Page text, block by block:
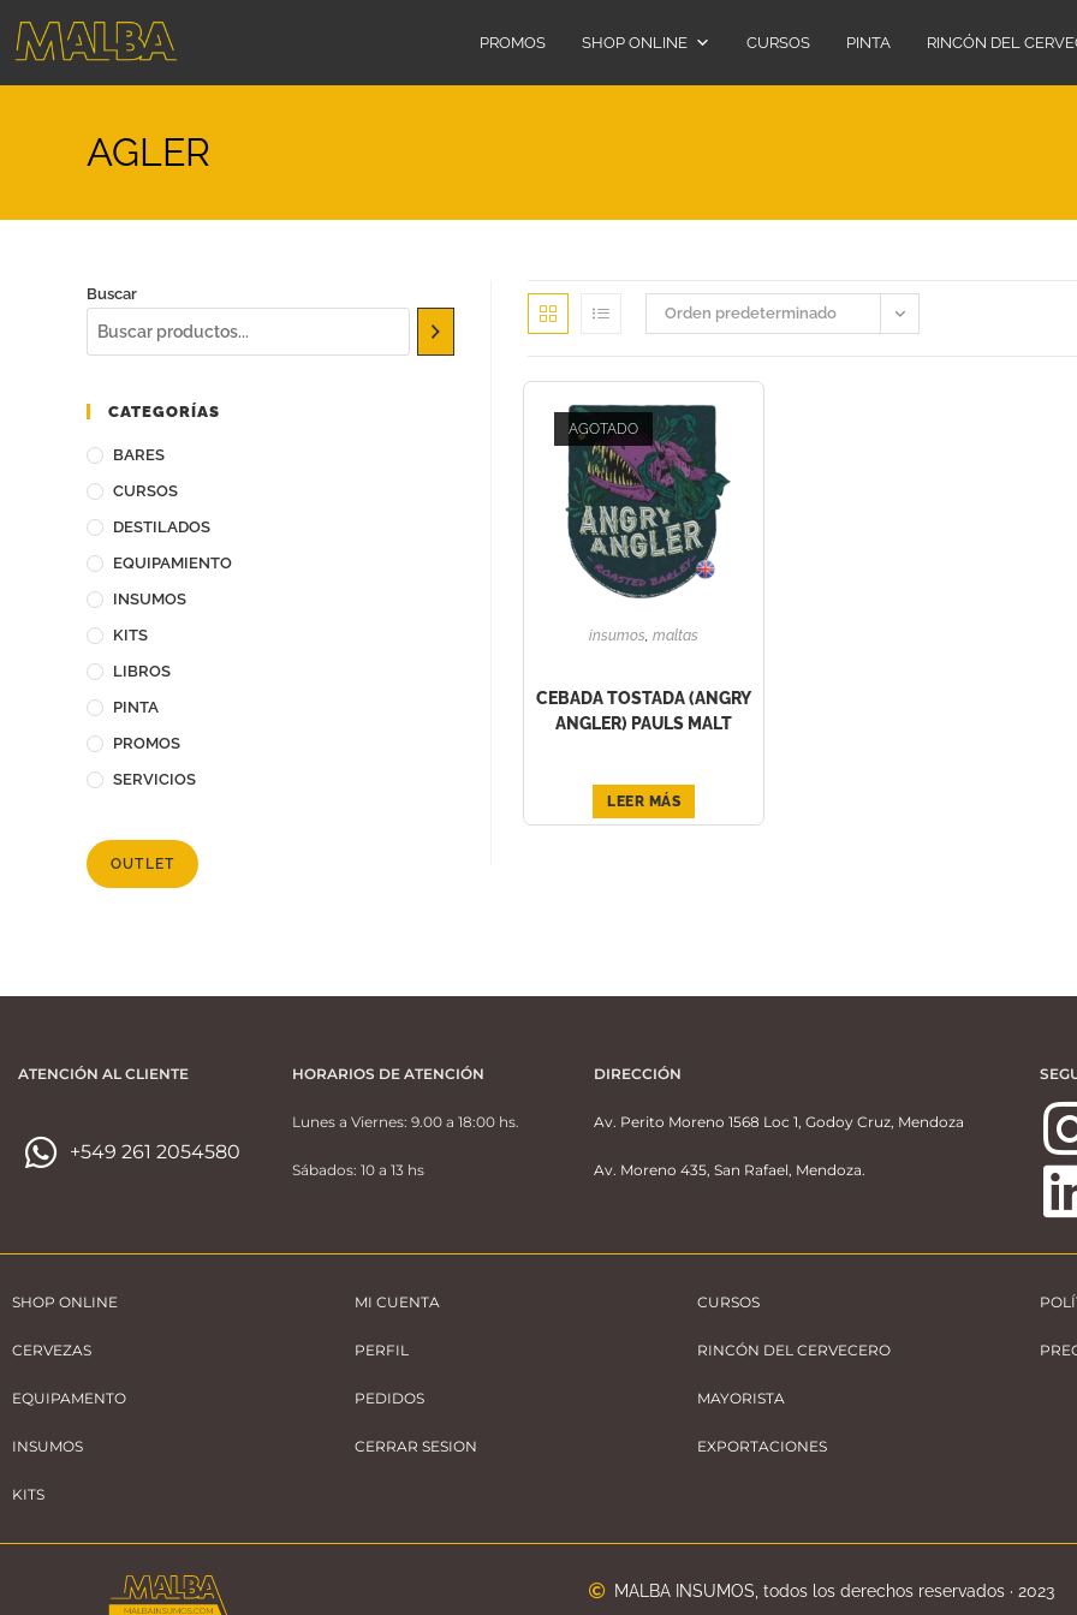
PROMOS SHOP ONLINE CURSOS PINTA RINCÓN DEL
AGLER
Buscar
CATEGORÍAS
BARES
CURSOS
DESTILADOS
EQUIPAMIENTO
INSUMOS
KITS
LIBROS
PINTA
PROMOS
SERVICIOS
OUTLET
Orden predeterminado
AGOTADO
insumos,maltas
CEBADA TOSTADA (ANGRY
ANGLER) PAULS MALT
LEER MÁS
ATENCIÓN AL CLIENTE
+549 261 2054580
HORARIOS DE ATENCIÓN
Lunes a Viernes: 9.00 a 18:00 hs.
Sábados: 10 a 13 hs
DIRECCIÓN
Av. Perito Moreno 1568 Loc 1, Godoy Cruz, Mendoza
Av. Moreno 435, San Rafael, Mendoza.
SHOP ONLINE
CERVEZAS
EQUIPAMENTO
INSUMOS
KITS
MI CUENTA
PERFIL
PEDIDOS
CERRAR SESION
CURSOS
RINCÓN DEL CERVECERO
MAYORISTA
EXPORTACIONES
MALBA INSUMOS, todos los derechos reservados · 2023